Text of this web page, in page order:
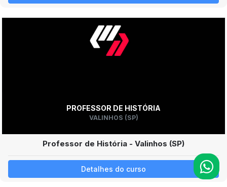
PROFESSOR DE HISTÓRIA
VALINHOS (SP)
Professor de História - Valinhos (SP)
Detalhes do curso